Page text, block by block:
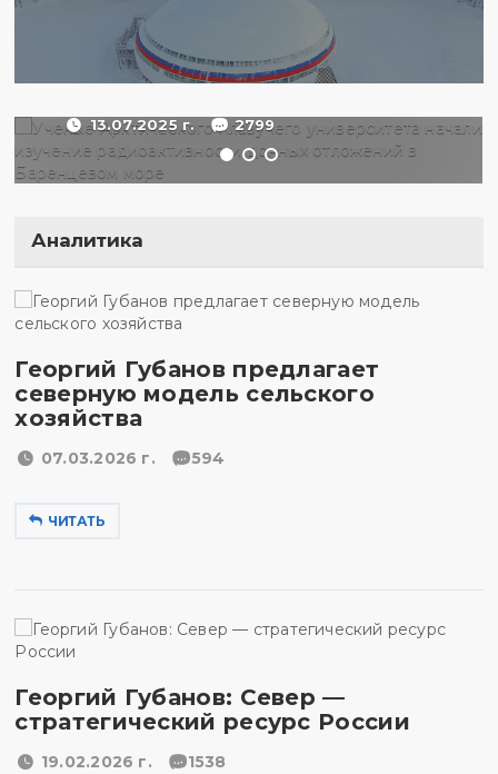
радиоактивности донных
отложений в Баренцевом
13.07.2025 г. 2799
Аналитика
Георгий Губанов предлагает
северную модель сельского
хозяйства
07.03.2026 г. 594
ЧИТАТЬ
Георгий Губанов: Север —
стратегический ресурс России
19.02.2026 г. 1538